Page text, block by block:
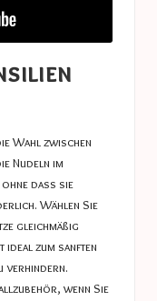
Wahl zwischen
Nudeln im
dass sie
Wählen Sie
gleichmäßig
ideal zum sanften
verhindern.
wenn Sie